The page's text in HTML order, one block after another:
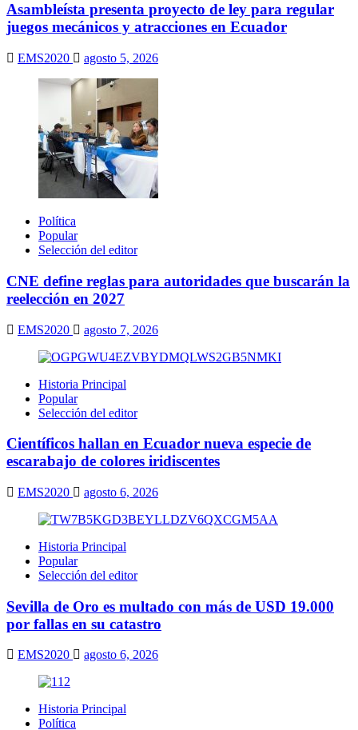
Asambleísta presenta proyecto de ley para regular
juegos mecánicos y atracciones en Ecuador
EMS2020 agosto 5, 2026
Política
Popular
Selección del editor
CNE define reglas para autoridades que buscarán la
reelección en 2027
EMS2020 agosto 7, 2026
Historia Principal
Popular
Selección del editor
Científicos hallan en Ecuador nueva especie de
escarabajo de colores iridiscentes
EMS2020 agosto 6, 2026
Historia Principal
Popular
Selección del editor
Sevilla de Oro es multado con más de USD 19.000
por fallas en su catastro
EMS2020 agosto 6, 2026
Historia Principal
Política